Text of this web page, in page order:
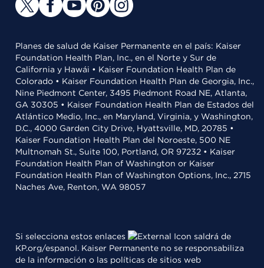
Planes de salud de Kaiser Permanente en el país: Kaiser
Foundation Health Plan, Inc., en el Norte y Sur de
California y Hawái • Kaiser Foundation Health Plan de
Colorado • Kaiser Foundation Health Plan de Georgia, Inc.,
Nine Piedmont Center, 3495 Piedmont Road NE, Atlanta,
GA 30305 • Kaiser Foundation Health Plan de Estados del
Atlántico Medio, Inc., en Maryland, Virginia, y Washington,
D.C., 4000 Garden City Drive, Hyattsville, MD, 20785 •
Kaiser Foundation Health Plan del Noroeste, 500 NE
Multnomah St., Suite 100, Portland, OR 97232 • Kaiser
Foundation Health Plan of Washington or Kaiser
Foundation Health Plan of Washington Options, Inc., 2715
Naches Ave, Renton, WA 98057
Si selecciona estos enlaces
saldrá de
KP.org/espanol. Kaiser Permanente no se responsabiliza
de la información o las políticas de sitios web